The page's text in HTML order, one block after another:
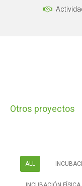
Otros proyectos
ALL